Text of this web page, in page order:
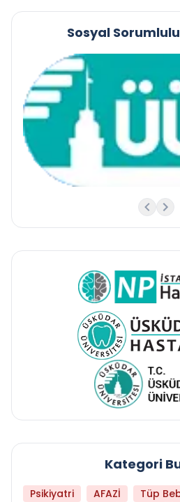
Sosyal
Kategori
Psikiyatri AFAZİ
Tüp